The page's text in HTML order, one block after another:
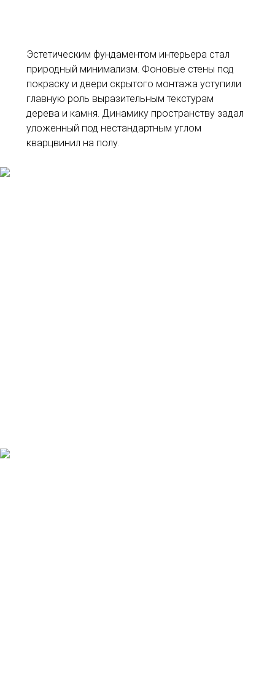
Эстетическим фундаментом интерьера стал
природный минимализм. Фоновые стены под
покраску и двери скрытого монтажа уступили
главную роль выразительным текстурам
дерева и камня. Динамику пространству задал
уложенный под нестандартным углом
кварцвинил на полу.